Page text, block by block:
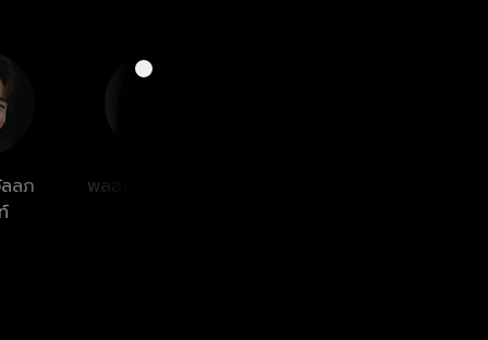
อถ่ายภาพนำ
ธนบูลย์ วัลลภ
กล้จะปิดแล้ว
นชุลมุนจึง
ลภ
พลอยนิรา หิรัญทวี